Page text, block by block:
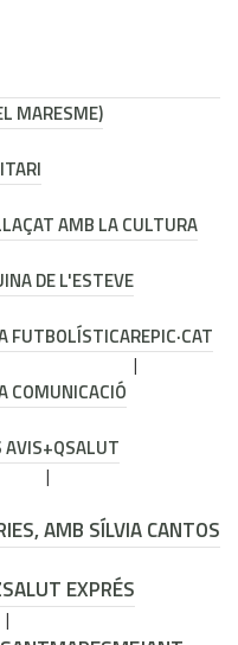
MARESME)
AMB LA CULTURA
DE L'ESTEVE
FUTBOLÍSTICAREPIC·CAT
COMUNICACIÓ
AVIS+QSALUT
AMB SÍLVIA CANTOS
SALUT EXPRÉS